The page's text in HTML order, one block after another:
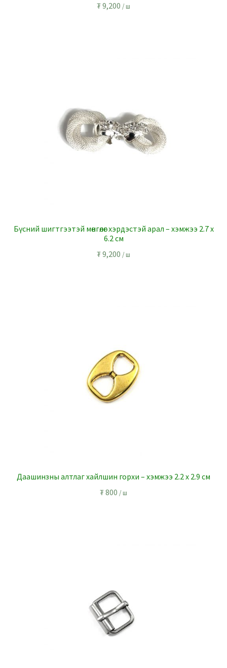
₮9,200 / ш
Бүсний шигтгээтэй мөнгөлөг хэрдэстэй арал – хэмжээ 2.7 x
6.2 см
₮9,200 / ш
Даашинзны алтлаг хайлшин горхи – хэмжээ 2.2 x 2.9 см
₮800 / ш